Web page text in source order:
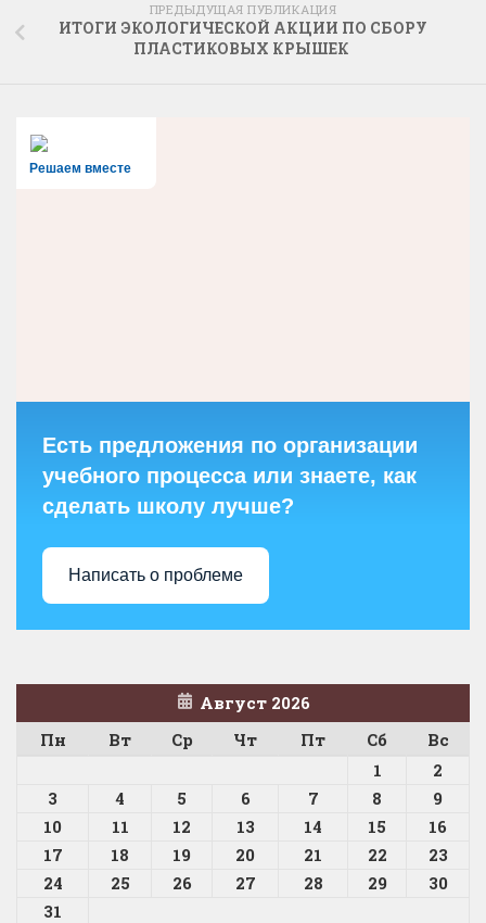
ПРЕДЫДУЩАЯ ПУБЛИКАЦИЯ
ИТОГИ ЭКОЛОГИЧЕСКОЙ АКЦИИ ПО СБОРУ
ПЛАСТИКОВЫХ КРЫШЕК
Решаем вместе
Есть предложения по организации
учебного процесса или знаете, как
сделать школу лучше?
Написать о проблеме
Август 2026
Пн
Вт Ср Чт Пт Сб
Вс
1
2
3
4 5 6 7 8
9
10
11 12 13 14 15
16
17
18 19 20 21 22
23
24
25 26 27 28 29
30
31